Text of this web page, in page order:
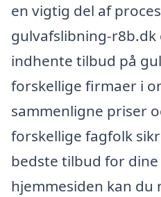
en vigtig del af
gulvafslibning-
indhente tilbud på
forskellige firmaer i
sammenligne priser
forskellige fagfolk
bedste tilbud for dine
hjemmesiden kan du